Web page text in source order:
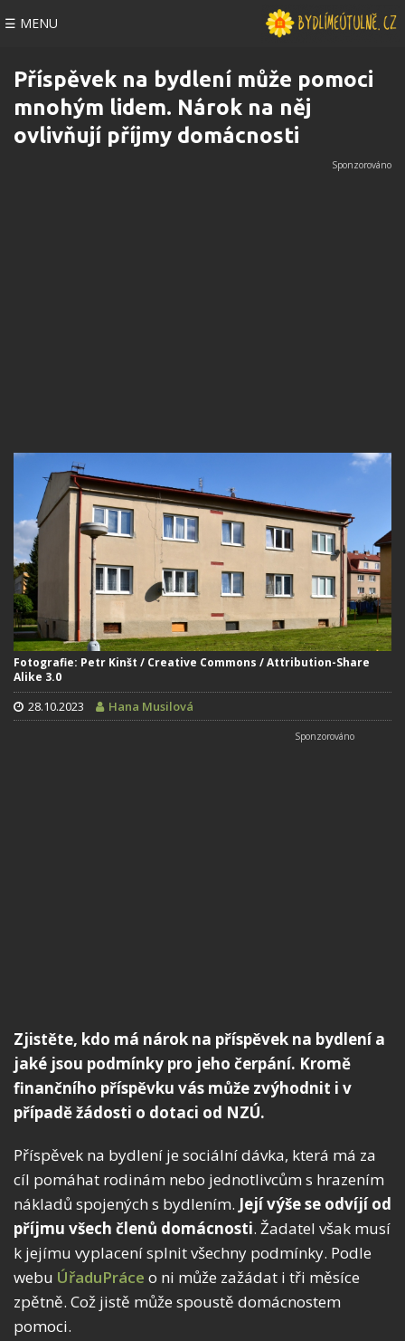
☰ MENU
Příspěvek na bydlení může pomoci
mnohým lidem. Nárok na něj
ovlivňují příjmy domácnosti
Fotografie: Petr Kinšt / Creative Commons / Attribution-Share
Alike 3.0
28.10.2023 Hana Musilová
Zjistěte, kdo má nárok na příspěvek na bydlení a
jaké jsou podmínky pro jeho čerpání. Kromě
finančního příspěvku vás může zvýhodnit i v
případě žádosti o dotaci od NZÚ.
Příspěvek na bydlení je sociální dávka, která má za
cíl pomáhat rodinám nebo jednotlivcům s hrazením
nákladů spojených s bydlením. Její výše se odvíjí od
příjmu všech členů domácnosti. Žadatel však musí
k jejímu vyplacení splnit všechny podmínky. Podle
webu ÚřaduPráce o ni může zažádat i tři měsíce
zpětně. Což jistě může spoustě domácnostem
pomoci.